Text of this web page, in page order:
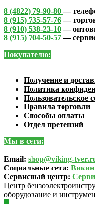
8 (4822) 79-90-80—
8 (915) 735-57-76—
8 (910) 538-23-10—
8 (915) 704-50-57—
Покупателю:
Получение и
Политика
Пользовательское
Правила торговли
Способы оплаты
Отдел претензий
Мы в сети:
Email: shop@viking-
Социальные сети:
Сервисный центр:
Центр
оборудование и